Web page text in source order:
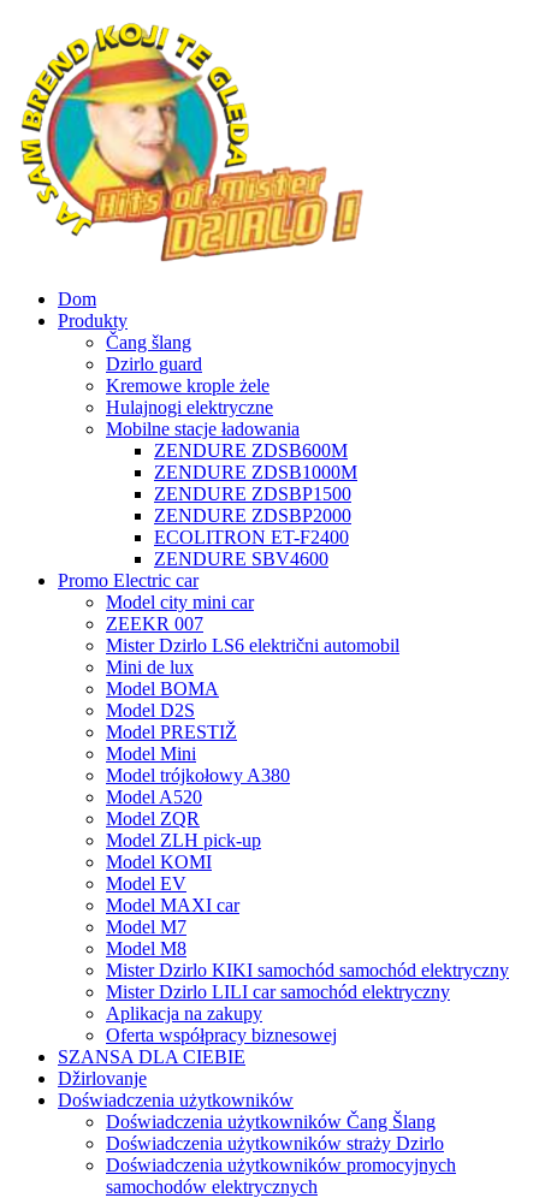
Dom
Produkty
Čang šlang
Dzirlo guard
Kremowe krople żele
Hulajnogi elektryczne
Mobilne stacje ładowania
ZENDURE ZDSB600M
ZENDURE ZDSB1000M
ZENDURE ZDSBP1500
ZENDURE ZDSBP2000
ECOLITRON ET-F2400
ZENDURE SBV4600
Promo Electric car
Model city mini car
ZEEKR 007
Mister Dzirlo LS6 električni automobil
Mini de lux
Model BOMA
Model D2S
Model PRESTIŽ
Model Mini
Model trójkołowy A380
Model A520
Model ZQR
Model ZLH pick-up
Model KOMI
Model EV
Model MAXI car
Model M7
Model M8
Mister Dzirlo KIKI samochód samochód elektryczny
Mister Dzirlo LILI car samochód elektryczny
Aplikacja na zakupy
Oferta współpracy biznesowej
SZANSA DLA CIEBIE
Džirlovanje
Doświadczenia użytkowników
Doświadczenia użytkowników Čang Šlang
Doświadczenia użytkowników straży Dzirlo
Doświadczenia użytkowników promocyjnych
samochodów elektrycznych